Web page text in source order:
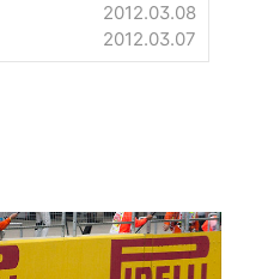
2012.03.08
2012.03.07